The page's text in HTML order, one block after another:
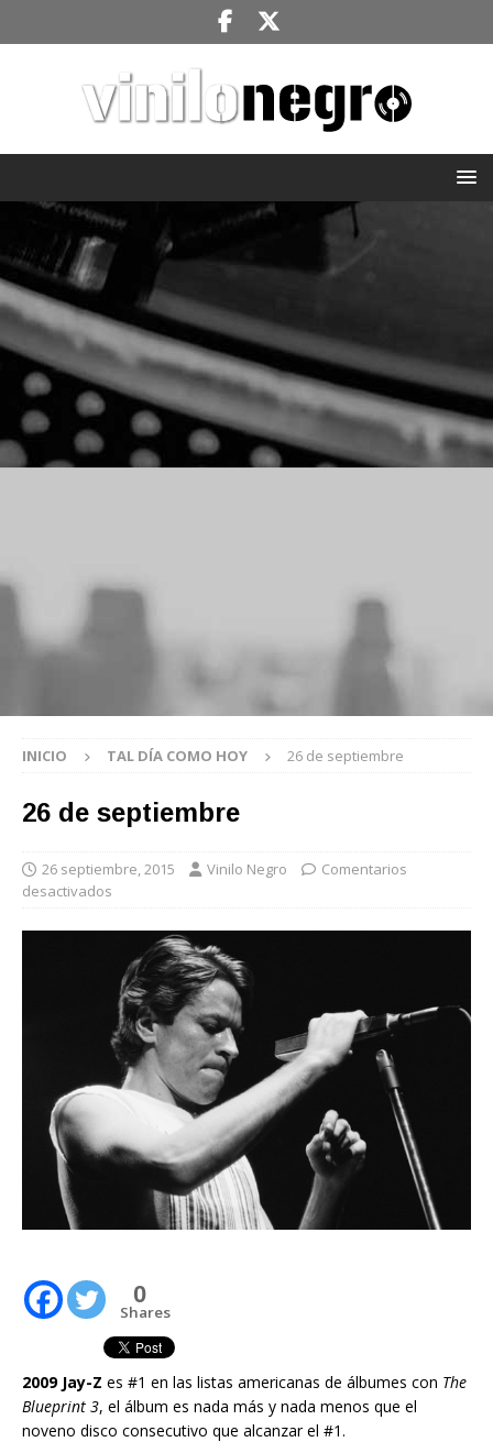
INICIO TAL DÍA COMO HOY 26 de septiembre
26 de septiembre
26 septiembre, 2015 Vinilo Negro
Comentarios
desactivados
0
Shares
2009 Jay-Z es #1 en las listas americanas de álbumes con The
Blueprint 3, el álbum es nada más y nada menos que el
noveno disco consecutivo que alcanzar el #1.